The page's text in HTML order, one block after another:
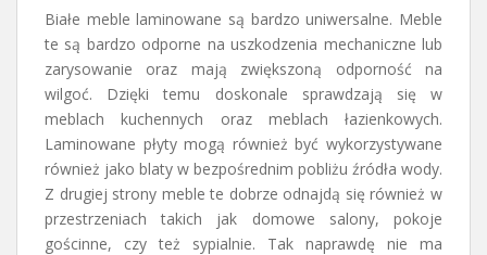
Białe meble laminowane są bardzo uniwersalne. Meble
te są bardzo odporne na uszkodzenia mechaniczne lub
zarysowanie oraz mają zwiększoną odporność na
wilgoć. Dzięki temu doskonale sprawdzają się w
meblach kuchennych oraz meblach łazienkowych.
Laminowane płyty mogą również być wykorzystywane
również jako blaty w bezpośrednim pobliżu źródła wody.
Z drugiej strony meble te dobrze odnajdą się również w
przestrzeniach takich jak domowe salony, pokoje
gościnne, czy też sypialnie. Tak naprawdę nie ma